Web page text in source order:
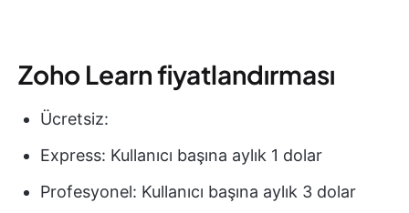
Zoho Learn fiyatlandırması
Ücretsiz:
Express: Kullanıcı başına aylık 1 dolar
Profesyonel: Kullanıcı başına aylık 3 dolar